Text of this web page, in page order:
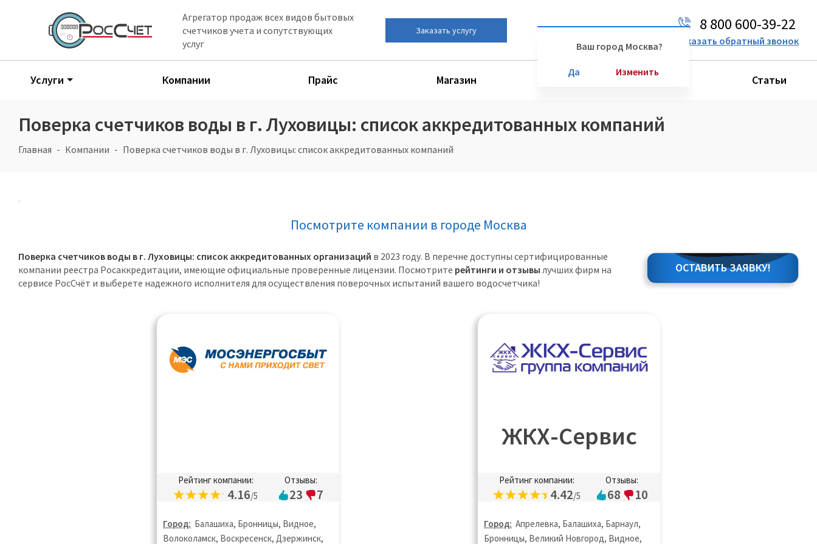
Агрегатор продаж всех видов бытовых
счетчиков учета и сопутствующих
услуг
Заказать услугу
Ваш город Москва?
Да Изменить
8 800 600-39-22
Заказать обратный звонок
Услуги Компании Прайс Магазин Производители Статьи
Поверка счетчиков воды в г. Луховицы: список аккредитованных компаний
Главная Компании Поверка счетчиков воды в г. Луховицы: список аккредитованных компаний
Посмотрите компании в городе Москва
Поверка счетчиков воды в г. Луховицы: список аккредитованных организаций в 2023 году. В перечне доступны сертифицированные
компании реестра Росаккредитации, имеющие официальные проверенные лицензии. Посмотрите рейтинги и отзывы лучших фирм на
сервисе РосСчёт и выберете надежного исполнителя для осуществления поверочных испытаний вашего водосчетчика!
ОСТАВИТЬ ЗАЯВКУ!
Рейтинг компании:
4.16/5
Отзывы:
23 7
Город: Балашиха, Бронницы, Видное,
Волоколамск, Воскресенск, Дзержинск,
ЖКХ-Сервис
Рейтинг компании:
4.42/5
Отзывы:
68 10
Город: Апрелевка, Балашиха, Барнаул,
Бронницы, Великий Новгород, Видное,